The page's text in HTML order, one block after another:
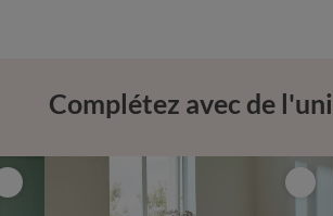
Complétez avec de l'uni